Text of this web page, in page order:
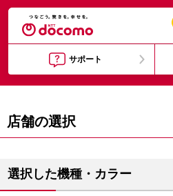
サポート
店舗の選択
選択した機種・カラー